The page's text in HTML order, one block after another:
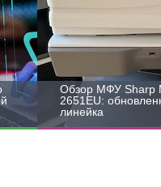
Обзор МФУ Sharp
2651EU:
линейка